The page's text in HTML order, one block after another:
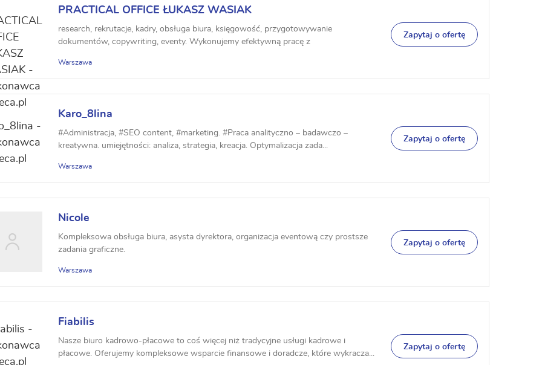
PRACTICAL OFFICE ŁUKASZ WASIAK
research, rekrutacje, kadry, obsługa biura, księgowość, przygotowywanie
dokumentów, copywriting, eventy. Wykonujemy efektywną pracę z
Warszawa
Zapytaj o ofertę
Karo_8lina
#Administracja, #SEO content, #marketing. #Praca analityczno – badawczo –
kreatywna. umiejętności: analiza, strategia, kreacja. Optymalizacja zada...
Warszawa
Zapytaj o ofertę
Nicole
Kompleksowa obsługa biura, asysta dyrektora, organizacja eventową czy prostsze
zadania graficzne.
Warszawa
Zapytaj o ofertę
Fiabilis
Nasze biuro kadrowo-płacowe to coś więcej niż tradycyjne usługi kadrowe i
płacowe. Oferujemy kompleksowe wsparcie finansowe i doradcze, które wykracza...
Zapytaj o ofertę